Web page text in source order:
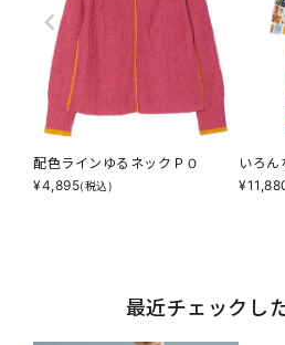
配色ラインゆるネックＰＯ
¥4,895(税込)
いろん
¥
最近チェックし